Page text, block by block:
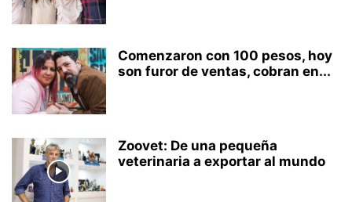
Comenzaron con 100 pesos, hoy
son furor de ventas, cobran en...
Zoovet: De una pequeña
veterinaria a exportar al mundo